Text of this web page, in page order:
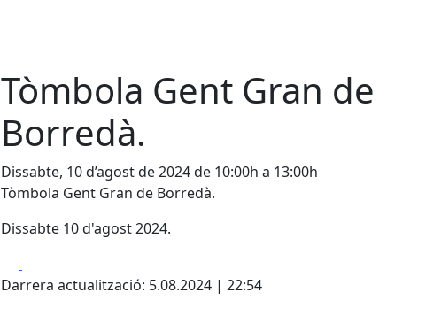
Tòmbola Gent Gran de
Borredà.
Dissabte, 10 d’agost de 2024 de 10:00h a 13:00h
Tòmbola Gent Gran de Borredà.
Dissabte 10 d'agost 2024.
Darrera actualització: 5.08.2024 | 22:54